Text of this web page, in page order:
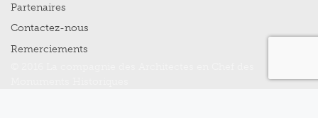
Partenaires
Contactez-nous
Remerciements